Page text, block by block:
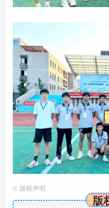
© 版权声明
版